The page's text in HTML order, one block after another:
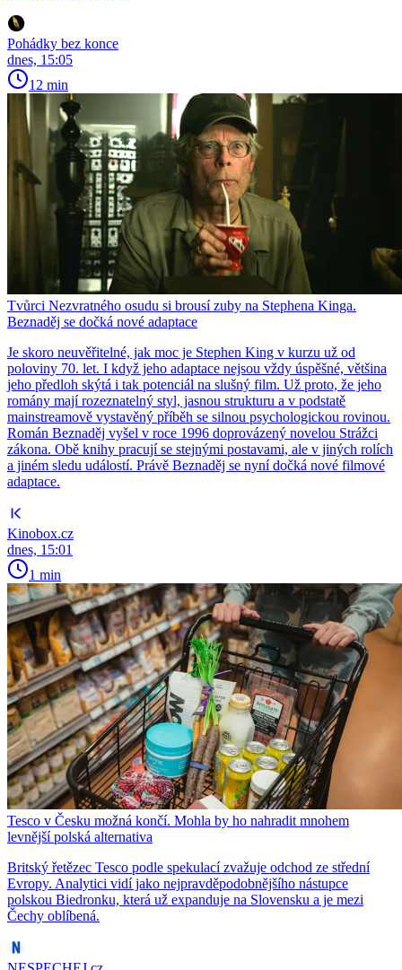
Pohádky bez konce
dnes, 15:05
12 min
Tvůrci Nezvratného osudu si brousí zuby na Stephena Kinga.
Beznaděj se dočká nové adaptace
Je skoro neuvěřitelné, jak moc je Stephen King v kurzu už od
poloviny 70. let. I když jeho adaptace nejsou vždy úspěšné, většina
jeho předloh skýtá i tak potenciál na slušný film. Už proto, že jeho
romány mají rozeznatelný styl, jasnou strukturu a v podstatě
mainstreamově vystavěný příběh se silnou psychologickou rovinou.
Román Beznaděj vyšel v roce 1996 doprovázený novelou Strážci
zákona. Obě knihy pracují se stejnými postavami, ale v jiných rolích
a jiném sledu událostí. Právě Beznaděj se nyní dočká nové filmové
adaptace.
Kinobox.cz
dnes, 15:01
1 min
Tesco v Česku možná končí. Mohla by ho nahradit mnohem
levnější polská alternativa
Britský řetězec Tesco podle spekulací zvažuje odchod ze střední
Evropy. Analytici vidí jako nejpravděpodobnějšího nástupce
polskou Biedronku, která už expanduje na Slovensku a je mezi
Čechy oblíbená.